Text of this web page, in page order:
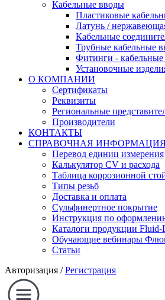
Кабельные вводы
Пластиковые
Латунь /
Кабельные
Трубные кабельные
Фитинги -
Установочные
О КОМПАНИИ
Сертификаты
Реквизиты
Региональные
Производители
КОНТАКТЫ
СПРАВОЧНАЯ
Перевод единиц измерения
Калькулятор CV и расхода
Таблица коррозионной
Типы резьб
Доставка и оплата
Сульфинертное покрытие
Инструкция по
Каталоги продукции Fluid-
Обучающие вебинары
Статьи
Авторизация /Регистрация